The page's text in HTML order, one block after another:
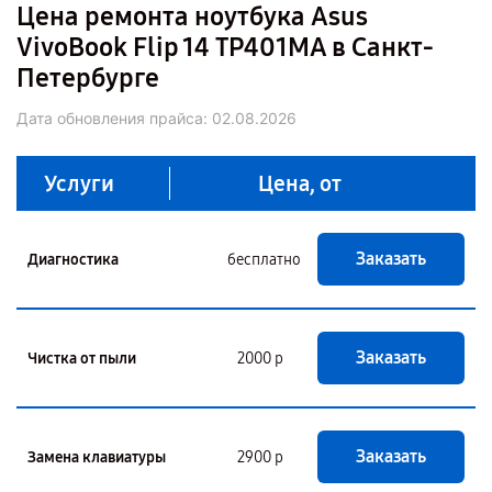
Цена ремонта ноутбука Asus
VivoBook Flip 14 TP401MA в Санкт-
Петербурге
Дата обновления прайса: 02.08.2026
Услуги Цена, от
Диагностика бесплатно Заказать
Чистка от пыли 2000 р Заказать
Замена клавиатуры 2900 р Заказать